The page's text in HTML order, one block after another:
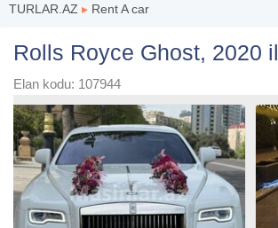
TURLAR.AZ ▸ Rent A car
Rolls Royce Ghost, 2020 il
Elan kodu: 107944